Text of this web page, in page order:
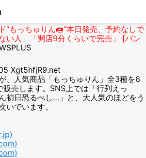
“もっちゅりん🍩”本日発売、予約なしで
い人」「開店9分くらいで完売」 [パン
Xgt5hfjR9.net
、人気商品「もっちゅりん」全3種を6
販売します。SNS上では「行列えっ
初日恐るべし…」と、大人気のほどをう
いでいます。